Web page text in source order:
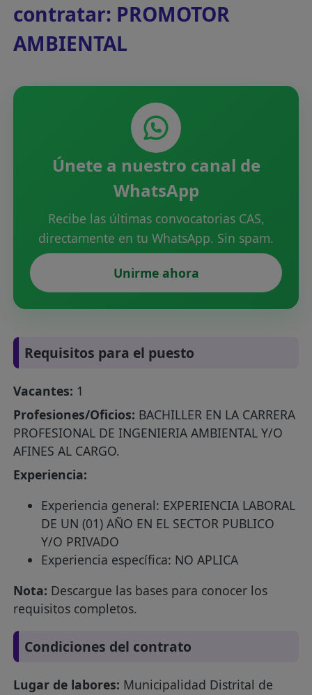
contratar: PROMOTOR
AMBIENTAL
Únete a nuestro canal de
WhatsApp
Recibe las últimas convocatorias CAS,
directamente en tu WhatsApp. Sin spam.
Unirme ahora
Requisitos para el puesto
Vacantes: 1
Profesiones/Oficios: BACHILLER EN LA CARRERA
PROFESIONAL DE INGENIERIA AMBIENTAL Y/O
AFINES AL CARGO.
Experiencia:
Experiencia general: EXPERIENCIA LABORAL
DE UN (01) AÑO EN EL SECTOR PUBLICO
Y/O PRIVADO
Experiencia específica: NO APLICA
Nota: Descargue las bases para conocer los
requisitos completos.
Condiciones del contrato
Lugar de labores: Municipalidad Distrital de